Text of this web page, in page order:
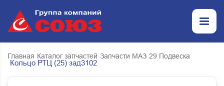
Главная Каталог запчастей Запчасти МАЗ 29 Подвеска
Кольцо РТЦ (25) зад3102